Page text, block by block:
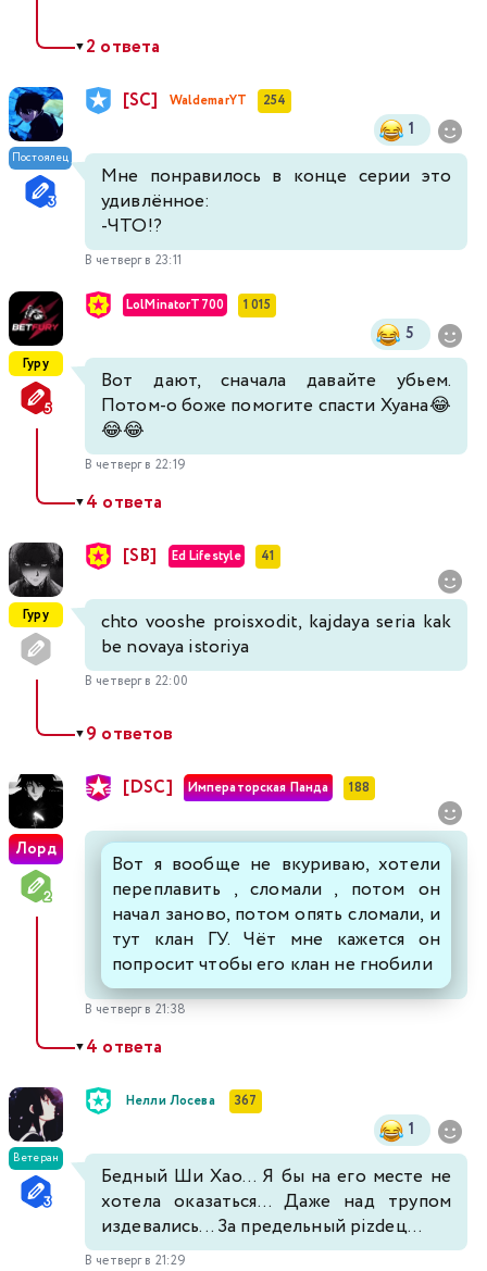
▼2 ответа
Постоялец
[SC] WaldemarYT 254
1
Мне понравилось в конце серии это
удивлённое:
-ЧТО!?
В четверг в 23:11
Гуру
LolMinatorT700 1 015
5
Вот дают, сначала давайте убьем.
Потом-о боже помогите спасти Хуана😂
😂😂
В четверг в 22:19
▼4 ответа
Гуру
[SB] Ed Lifestyle 41
chto vooshe proisxodit, kajdaya seria kak
be novaya istoriya
В четверг в 22:00
▼9 ответов
Лорд
[DSC] Императорская Панда 188
Вот я вообще не вкуриваю, хотели
переплавить , сломали , потом он
начал заново, потом опять сломали, и
тут клан ГУ. Чёт мне кажется он
попросит чтобы его клан не гнобили
В четверг в 21:38
▼4 ответа
Ветеран
Нелли Лосева 367
1
Бедный Ши Хао... Я бы на его месте не
хотела оказаться... Даже над трупом
издевались... За предельный pizdeц...
В четверг в 21:29